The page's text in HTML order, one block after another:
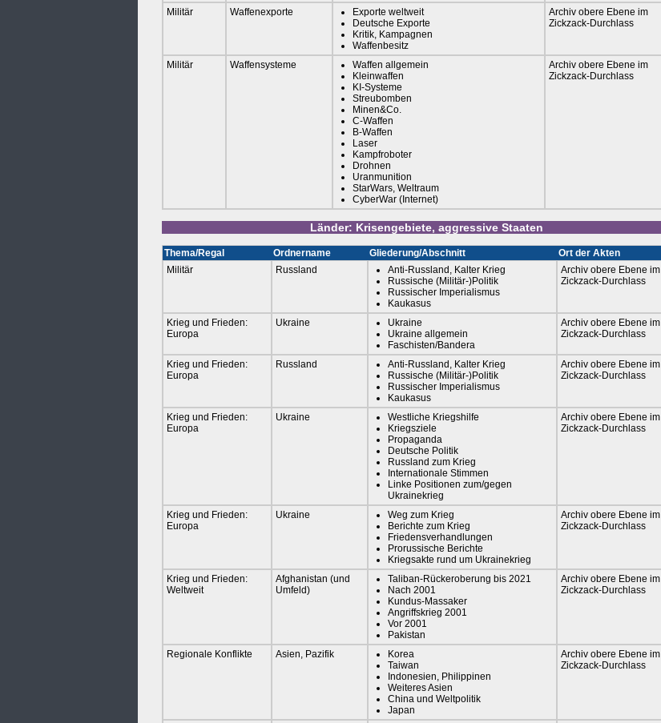
Militär Waffenexporte
Exporte weltweit
Deutsche Exporte
Kritik, Kampagnen
Waffenbesitz
Archiv obere Ebene im
Zickzack-Durchlass
Militär Waffensysteme
Waffen allgemein
Kleinwaffen
KI-Systeme
Streubomben
Minen&Co.
C-Waffen
B-Waffen
Laser
Kampfroboter
Drohnen
Uranmunition
StarWars, Weltraum
CyberWar (Internet)
Archiv obere Ebene im
Zickzack-Durchlass
Länder: Krisengebiete, aggressive Staaten
Thema/Regal Ordnername Gliederung/Abschnitt
Ort der Akten
Militär
Russland
Anti-Russland, Kalter Krieg
Russische (Militär-)Politik
Russischer Imperialismus
Kaukasus
Archiv obere Ebene im
Zickzack-Durchlass
Krieg und Frieden:
Europa
Ukraine
Ukraine
Ukraine allgemein
Faschisten/Bandera
Archiv obere Ebene im
Zickzack-Durchlass
Krieg und Frieden:
Europa
Russland
Anti-Russland, Kalter Krieg
Russische (Militär-)Politik
Russischer Imperialismus
Kaukasus
Archiv obere Ebene im
Zickzack-Durchlass
Krieg und Frieden:
Europa
Ukraine
Westliche Kriegshilfe
Kriegsziele
Propaganda
Deutsche Politik
Russland zum Krieg
Internationale Stimmen
Linke Positionen zum/gegen
Ukrainekrieg
Archiv obere Ebene im
Zickzack-Durchlass
Krieg und Frieden:
Europa
Ukraine
Weg zum Krieg
Berichte zum Krieg
Friedensverhandlungen
Prorussische Berichte
Kriegsakte rund um Ukrainekrieg
Archiv obere Ebene im
Zickzack-Durchlass
Krieg und Frieden:
Weltweit
Afghanistan (und
Umfeld)
Taliban-Rückeroberung bis 2021
Nach 2001
Kundus-Massaker
Angriffskrieg 2001
Vor 2001
Pakistan
Archiv obere Ebene im
Zickzack-Durchlass
Regionale Konflikte Asien, Pazifik
Korea
Taiwan
Indonesien, Philippinen
Weiteres Asien
China und Weltpolitik
Japan
Archiv obere Ebene im
Zickzack-Durchlass